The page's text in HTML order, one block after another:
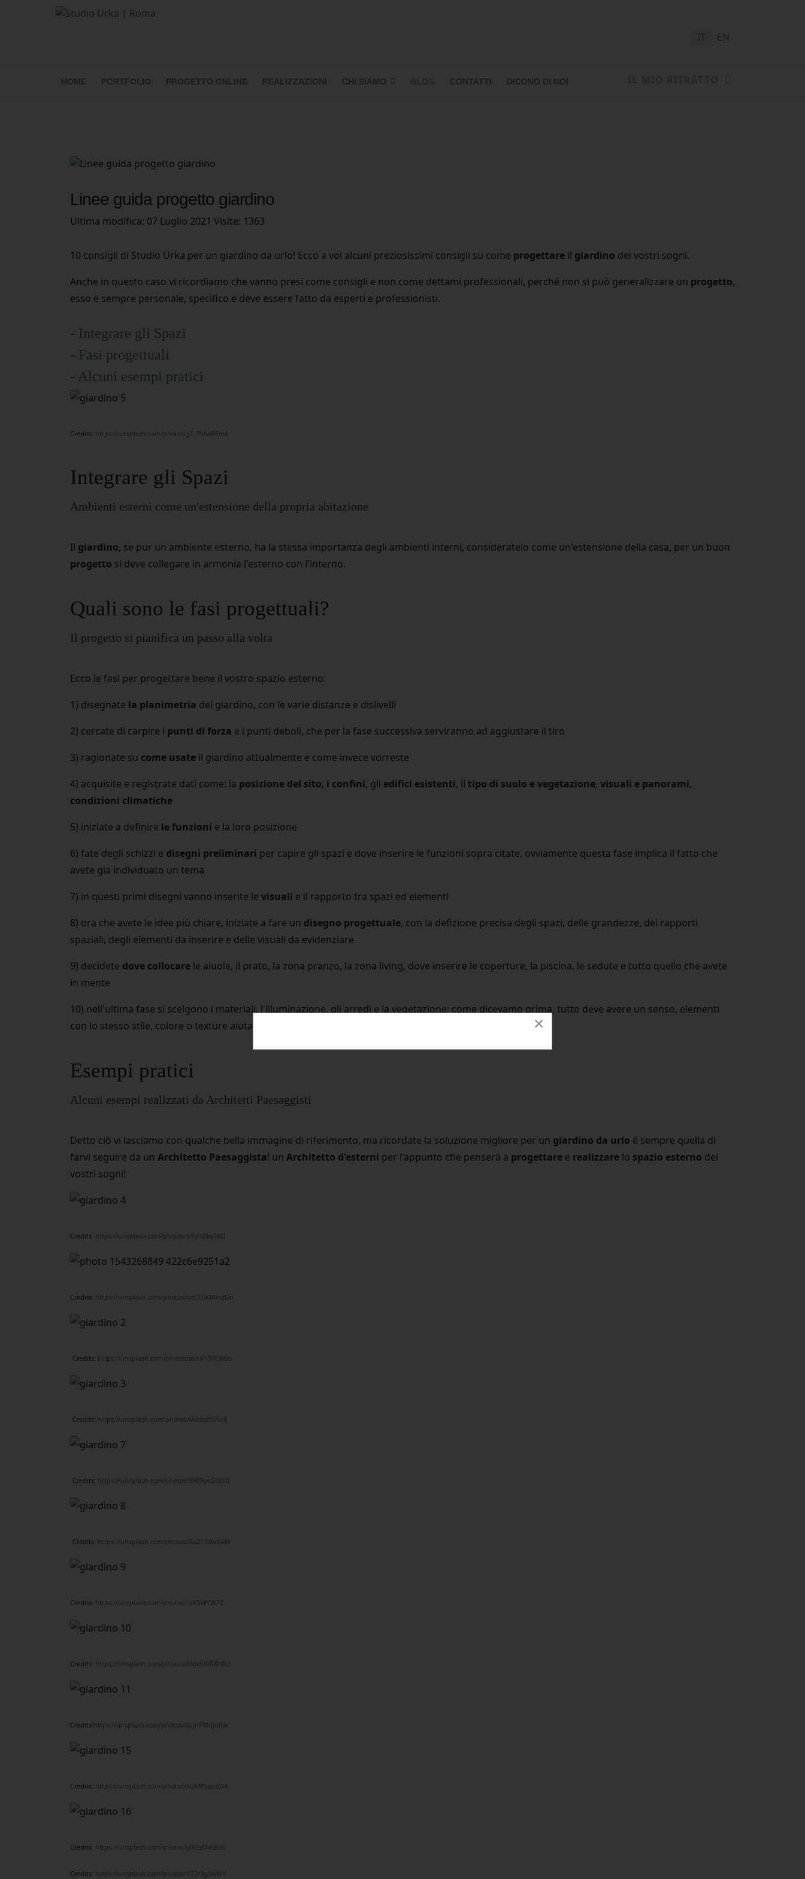
Seleziona la tua lingua
EN
HOME PORTFOLIO PROGETTO ONLINE REALIZZAZIONI CHI SIAMO CONTATTI DICONO DI NOI
Linee guida progetto giardino
Ultima modifica: 07 Luglio 2021 Visite: 1363
10 consigli di Studio Urka per un giardino da urlo! Ecco a voi alcuni preziosissimi consigli su come progettare il giardino dei vostri sogni.
Anche in questo caso vi ricordiamo che vanno presi come consigli e non come dettami professionali, perché non si può generalizzare un progetto,
esso è sempre personale, specifico e deve essere fatto da esperti e professionisti.
- Integrare gli Spazi
- Fasi progettuali
- Alcuni esempi pratici
Credits: https://unsplash.com/photos/JjT_7MwREm4
Integrare gli Spazi
Ambienti esterni come un'estensione della propria abitazione
Il giardino, se pur un ambiente esterno, ha la stessa importanza degli ambienti interni, consideratelo come un'estensione della casa, per un buon
progetto si deve collegare in armonia l'esterno con l'interno.
Quali sono le fasi progettuali?
Il progetto si pianifica un passo alla volta
Ecco le fasi per progettare bene il vostro spazio esterno:
1) disegnate la planimetria del giardino, con le varie distanze e dislivelli
2) cercate di carpire i punti di forza e i punti deboli, che per la fase successiva serviranno ad aggiustare il tiro
3) ragionate su come usate il giardino attualmente e come invece vorreste
4) acquisite e registrate dati come: la posizione del sito, i confini, gli edifici esistenti, il tipo di suolo e vegetazione, visuali e panorami,
condizioni climatiche
5) iniziate a definire le funzioni e la loro posizione
6) fate degli schizzi e disegni preliminari per capire gli spazi e dove inserire le funzioni sopra citate, ovviamente questa fase implica il fatto che
avete gia individuato un tema
7) in questi primi disegni vanno inserite le visuali e il rapporto tra spazi ed elementi
8) ora che avete le idee più chiare, iniziate a fare un disegno progettuale, con la defizione precisa degli spazi, delle grandezze, dei rapporti
spaziali, degli elementi da inserire e delle visuali da evidenziare
9) decidete dove collocare le aiuole, il prato, la zona pranzo, la zona living, dove inserire le coperture, la piscina, le sedute e tutto quello che avete
in mente
10) nell'ultima fase si scelgono i materiali, l'illuminazione, gli arredi e la vegetazione; come dicevamo prima, tutto deve avere un senso, elementi
con lo stesso stile, colore o texture aiutano a dare un'idea di uniformità, connessione e regolarità
Esempi pratici
Alcuni esempi realizzati da Architetti Paesaggisti
Detto ciò vi lasciamo con qualche bella immagine di riferimento, ma ricordate la soluzione migliore per un giardino da urlo é sempre quella di
farvi seguire da un Architetto Paesaggista! un Architetto d'esterni per l'appunto che penserà a progettare e realizzare lo spazio esterno dei
vostri sogni!
Credits: https://unsplash.com/photos/pYyOZ8q7AII
Credits: https://unsplash.com/photos/beC05KMmzDo
Credits: https://unsplash.com/photos/ashxH5TQ8Go
Credits: https://unsplash.com/photos/rAb8eIfSNx8
Credits: https://unsplash.com/photos/8XBBycGQIV0
Credits: https://unsplash.com/photos/Xu21TslwRAM
Credits: https://unsplash.com/photos/csK5XPO87lI
Credits: https://unsplash.com/photos/8NivhWR8hRU
Credits:https://unsplash.com/photos/SUjnFMdjdKw
Credits: https://unsplash.com/photos/6UMPsbJraDA
Credits: https://unsplash.com/photos/yI6EsMxs8d0
Credits: https://unsplash.com/photos/iI72r3gSwWY
×